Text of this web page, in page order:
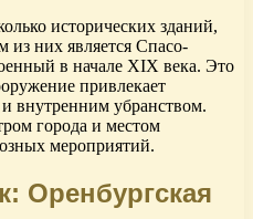
исторических зданий,
из них является Спасо-
в начале XIX века. Это
привлекает
внутренним убранством.
города и местом
мероприятий.
Оренбургская